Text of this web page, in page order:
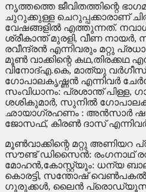
നൃത്തത്തെ ജീവിതത്തിന്റെ
ചുറുക്കുള്ള ചെറുപ്പക്കാരാണ്
വേഷങ്ങളിൽ എത്തുന്നത്.
ശ്രീകാന്ത് മുരളി, വീണ നായർ,
രവീന്ദ്രൻ എന്നിവരും മറ്റു
മൂൺ വാക്കിന്റെ കഥ,തിരക്കഥ
വിനോദ്എ.കെ, മാത്യു
ഗോപാലകൃഷ്ണൻ എന്നിവർ
സംവിധാനം: പ്രശാന്ത് പിള്ള,
ശശികുമാർ, സുനിൽ
ഛായാഗ്രഹണം : അൻസാർ ഷാ,
ജോസഫ്, കിരൺ ദാസ് എന്നിവർ
മൂൺവാക്കിന്റെ മറ്റു അണിയറ
സൗണ്ട് ഡിസൈൻ: രംഗനാഥ്
മോഹൻ,കോസ്റ്റ്യൂം: ധന്യ
കൊരട്ടി, സന്തോഷ്
ഗുരുക്കൾ, ലൈൻ